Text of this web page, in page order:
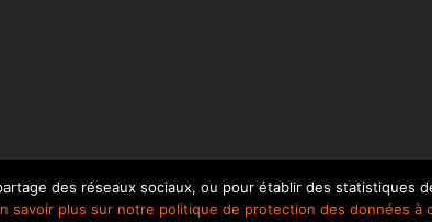
des réseaux sociaux, ou pour établir des statistiques
savoir plus sur notre politique de protection des données à